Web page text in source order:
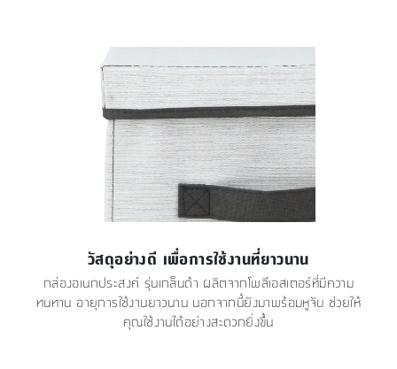
วัสดุอย่างดี เพื่อการใช้งานที่ยาวนาน
กล่องอเนกประสงค์ รุ่นเกล็นด้า ผลิตจากโพลีเอสเตอร์ที่มีความ
ทนทาน อายุการใช้งานยาวนาน นอกจากนี้ยังมาพร้อมหูจับ ช่วยให้
คุณใช้งานได้อย่างสะดวกยิ่งขึ้น